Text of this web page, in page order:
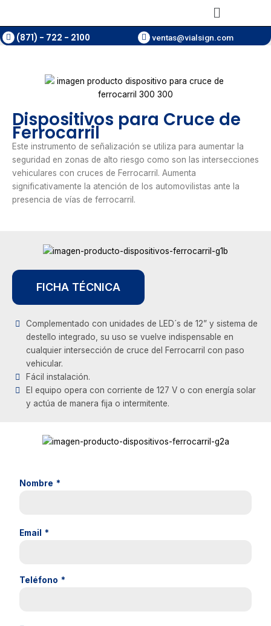
contenido
Main
Menu
(871) - 722 - 2100 ventas@vialsign.com
Dispositivos para Cruce de
Ferrocarril
Este instrumento de señalización se utiliza para aumentar la
seguridad en zonas de alto riesgo como son las intersecciones
vehiculares con cruces de Ferrocarril. Aumenta
significativamente la atención de los automovilistas ante la
presencia de vías de ferrocarril.
FICHA TÉCNICA
Complementado con unidades de LED´s de 12” y sistema de
destello integrado, su uso se vuelve indispensable en
cualquier intersección de cruce del Ferrocarril con paso
vehicular.
Fácil instalación.
El equipo opera con corriente de 127 V o con energía solar
y actúa de manera fija o intermitente.
Nombre *
Email *
Teléfono *